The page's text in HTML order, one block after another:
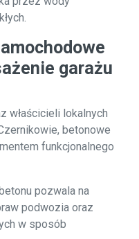
garażu
właścicieli lokalnych
betonowe
funkcjonalnego
pozwala na
podwozia oraz
w sposób